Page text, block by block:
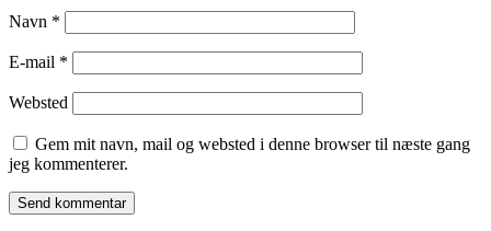
Navn *
E-mail *
Websted
Gem mit navn, mail og websted i denne browser til næste gang
jeg kommenterer.